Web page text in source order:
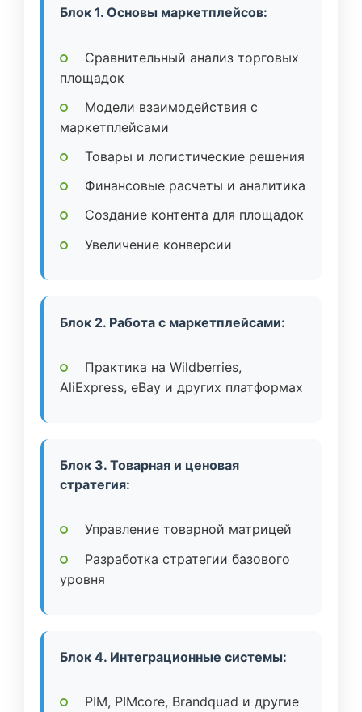
Блок 1. Основы маркетплейсов:
Сравнительный анализ торговых
площадок
Модели взаимодействия с
маркетплейсами
Товары и логистические решения
Финансовые расчеты и аналитика
Создание контента для площадок
Увеличение конверсии
Блок 2. Работа с маркетплейсами:
Практика на Wildberries,
AliExpress, eBay и других платформах
Блок 3. Товарная и ценовая
стратегия:
Управление товарной матрицей
Разработка стратегии базового
уровня
Блок 4. Интеграционные системы:
PIM, PIMcore, Brandquad и другие